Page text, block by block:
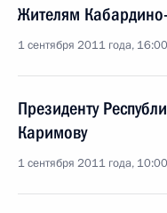
Жителям
1 сентября 2011 года, 16:00
Президенту
Каримову
1 сентября 2011 года, 10:00